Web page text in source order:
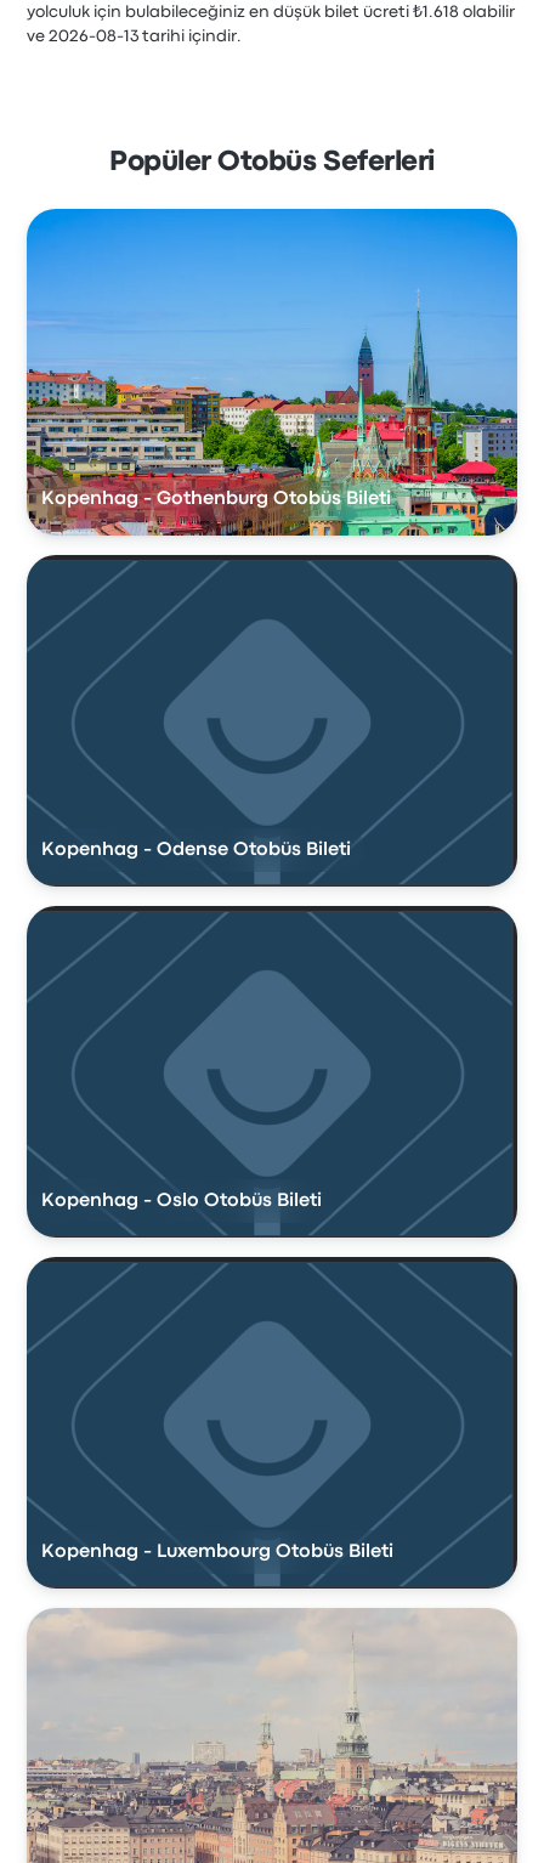
yolculuk için bulabileceğiniz en düşük bilet ücreti ₺1.618 olabilir
ve 2026-08-13 tarihi içindir.
Popüler Otobüs Seferleri
Kopenhag - Gothenburg Otobüs Bileti
Kopenhag - Odense Otobüs Bileti
Kopenhag - Oslo Otobüs Bileti
Kopenhag - Luxembourg Otobüs Bileti